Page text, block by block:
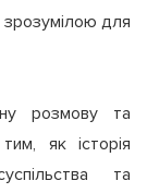
для
розмову та
як історія
та